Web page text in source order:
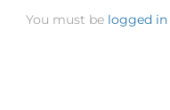
You must be logged in